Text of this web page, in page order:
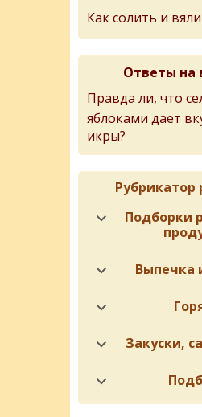
Как солить и
Ответы на
Правда ли, что
яблоками дает
икры?
Рубрикатор
Подборки
Выпечка
Закуски,